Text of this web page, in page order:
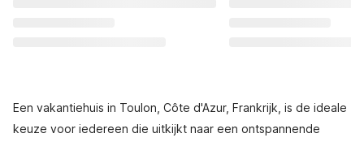
Een vakantiehuis in Toulon, Côte d'Azur, Frankrijk, is de ideale
keuze voor iedereen die uitkijkt naar een ontspannende